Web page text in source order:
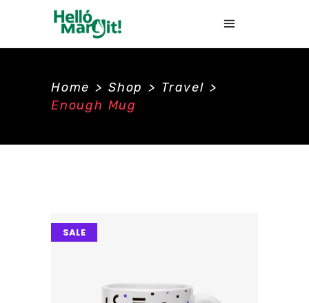
Home > Shop > Travel >
Enough Mug
SALE